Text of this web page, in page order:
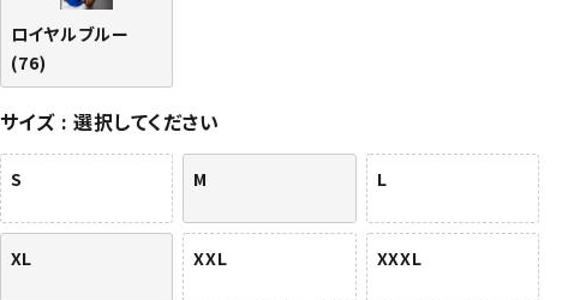
ロイヤルブルー
(76)
サイズ 選択してください
S M L
XL XXL XXXL